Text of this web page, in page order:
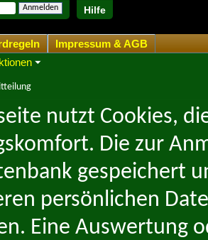
Hilfe
Impressum & AGB
nutzt Cookies,
Die zur
gespeichert
persönlichen
Eine Auswertung